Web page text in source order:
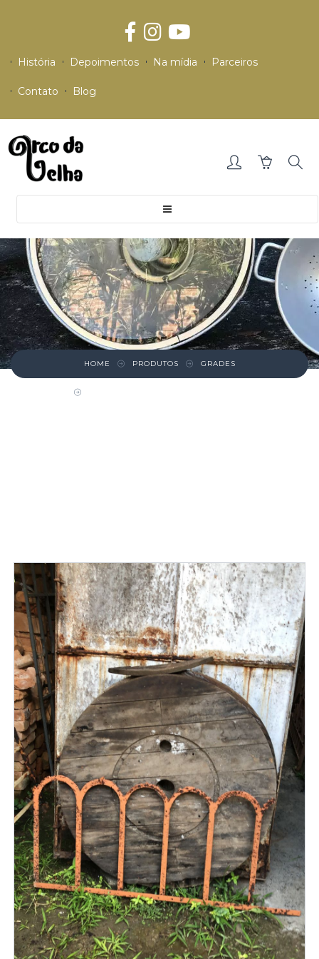
História Depoimentos Na mídia Parceiros
Contato Blog
HOME PRODUTOS GRADES